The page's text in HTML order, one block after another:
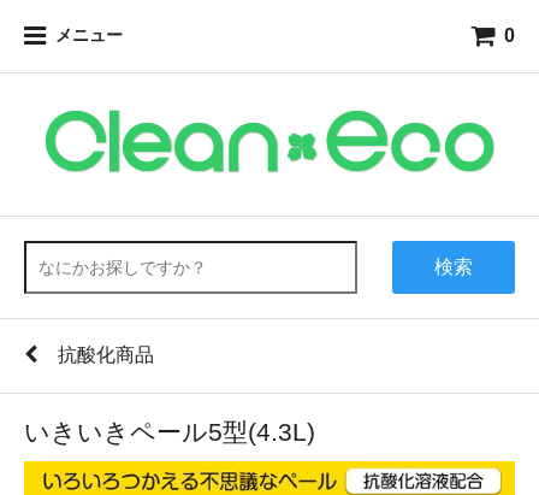
メニュー 0
検索
抗酸化商品
いきいきペール5型(4.3L)